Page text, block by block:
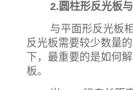
2.圆柱形反光板与
与平面形反光板相
反光板需要较少数量
下，最重要的是如何
板。